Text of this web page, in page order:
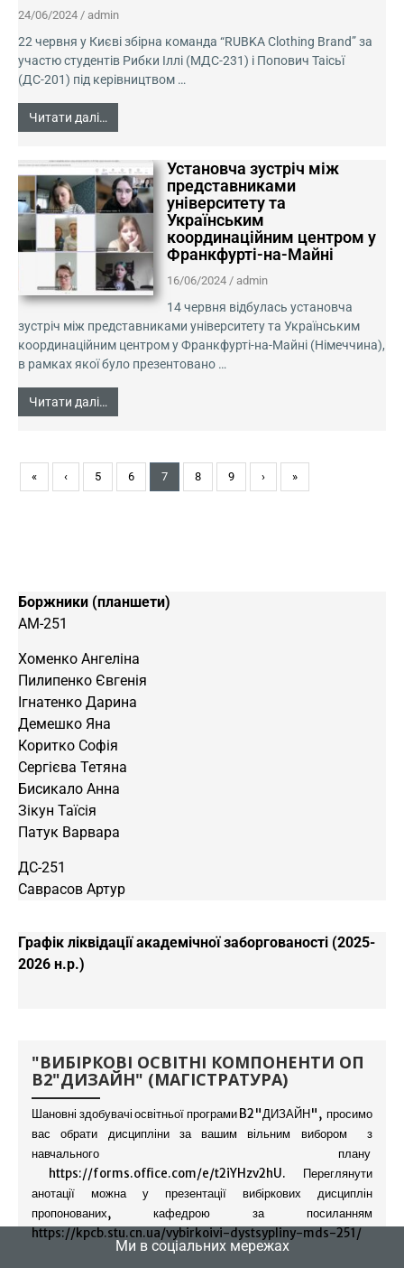
24/06/2024 / admin
22 червня у Києві збірна команда “RUBKA Clothing Brand” за
участю студентів Рибки Іллі (МДС-231) і Попович Таісьї
(ДС-201) під керівництвом …
Читати далі…
Установча зустріч між
представниками
університету та
Українським
координаційним центром у
Франкфурті-на-Майні
16/06/2024 / admin
14 червня відбулась установча
зустріч між представниками університету та Українським
координаційним центром у Франкфурті-на-Майні (Німеччина),
в рамках якої було презентовано …
Читати далі…
« ‹ 5 6 7 8 9 › »
Боржники (планшети)
АМ-251
Хоменко Ангеліна
Пилипенко Євгенія
Ігнатенко Дарина
Демешко Яна
Коритко Софія
Сергієва Тетяна
Бисикало Анна
Зікун Таїсія
Патук Варвара
ДС-251
Саврасов Артур
Графік ліквідації академічної заборгованості (2025-
2026 н.р.)
"ВИБІРКОВІ ОСВІТНІ КОМПОНЕНТИ ОП
B2"ДИЗАЙН" (МАГІСТРАТУРА)
Шановні здобувачі освітньої програми B2"ДИЗАЙН", просимо
вас обрати дисципліни за вашим вільним вибором з
навчального плану
https://forms.office.com/e/t2iYHzv2hU. Переглянути
анотації можна у презентації вибіркових дисциплін
пропонованих, кафедрою за посиланням
https://kpcb.stu.cn.ua/vybirkoivi-dystsypliny-mds-251/
Ми в соціальних мережах